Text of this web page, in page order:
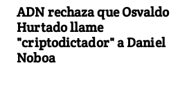
ADN rechaza que Osvaldo
Hurtado llame
"criptodictador" a Daniel
Noboa